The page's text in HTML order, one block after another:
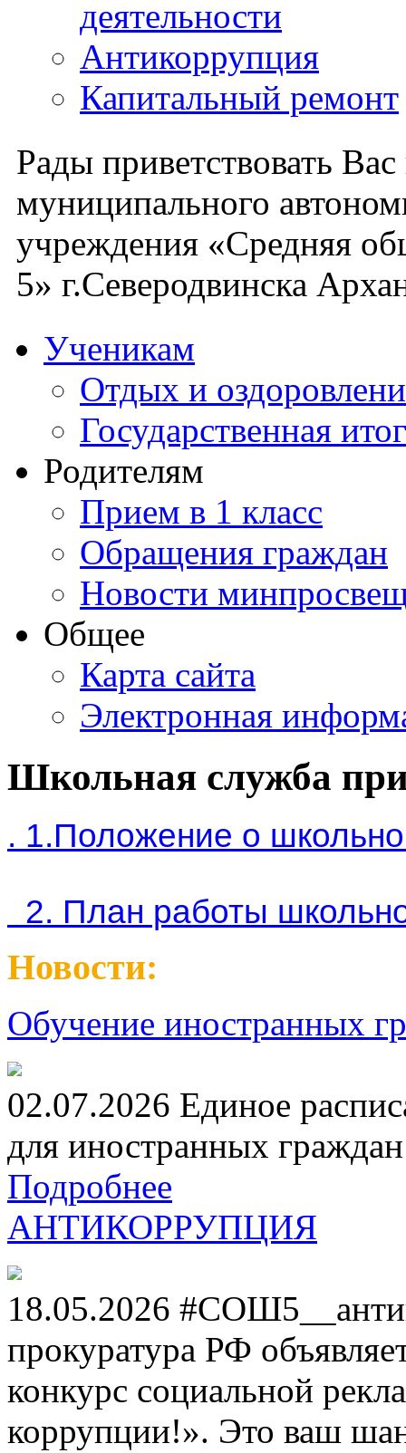
деятельности
Антикоррупция
Капитальный ремонт
Рады приветствовать
муниципального
учреждения «Средняя
5» г.Северодвинска
Ученикам
Отдых и
Государственная
Родителям
Прием в 1 класс
Обращения граждан
Новости
Общее
Карта сайта
Электронная
Школьная служба
. 1.Положение о
2. План работы
Новости:
Обучение иностранных
02.07.2026 Единое
для иностранных
Подробнее
АНТИКОРРУПЦИЯ
18.05.2026
прокуратура РФ
конкурс социальной
коррупции!». Это ваш